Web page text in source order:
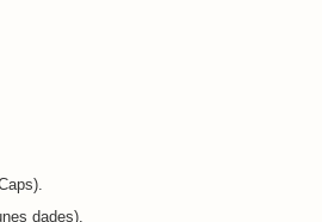
dades).